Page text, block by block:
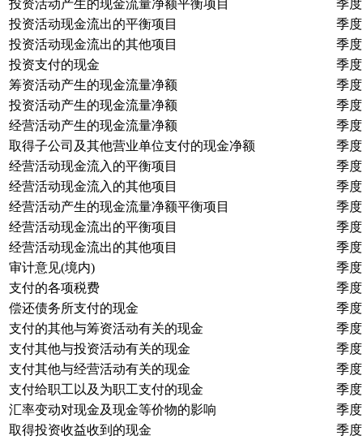
投资活动产生的现金流量净额平衡项目
季度
投资活动现金流出的平衡项目
季度
投资活动现金流出的其他项目
季度
投资支付的现金
季度
筹资活动产生的现金流量净额
季度
投资活动产生的现金流量净额
季度
经营活动产生的现金流量净额
季度
取得子公司及其他营业单位支付的现金净额
季度
经营活动现金流入的平衡项目
季度
经营活动现金流入的其他项目
季度
经营活动产生的现金流量净额平衡项目
季度
经营活动现金流出的平衡项目
季度
经营活动现金流出的其他项目
季度
审计意见(境内)
季度
支付的各项税费
季度
偿还债务所支付的现金
季度
支付的其他与筹资活动有关的现金
季度
支付其他与投资活动有关的现金
季度
支付其他与经营活动有关的现金
季度
支付给职工以及为职工支付的现金
季度
汇率变动对现金及现金等价物的影响
季度
取得投资收益收到的现金
季度